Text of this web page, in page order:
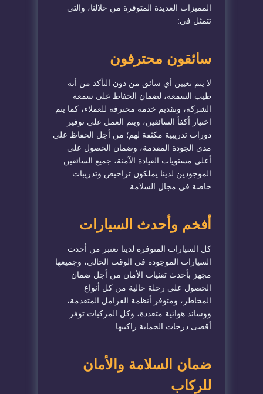
المميزات العديدة المتوفرة من خلالنا، والتي
تتمثل في:
سائقون محترفون
لا يتم تعيين أي سائق من دون التأكد من أنه
طيب السمعة، لضمان الحفاظ على سمعة
الشركة، وتقديم خدمة محترفة للعملاء، كما يتم
اختيار أكفأ السائقين، ويتم العمل على توفير
دورات تدريبية مكثفة لهم؛ من أجل الحفاظ على
مدى الجودة المقدمة، وضمان الحصول على
أعلى مستويات القيادة الآمنة، جميع السائقين
الموجودين لدينا يملكون تراخيص وتدريبات
خاصة في مجال السلامة.
أفخم وأحدث السيارات
كل السيارات المتوفرة لدينا تعتبر من أحدث
السيارات الموجودة في الوقت الحالي، وجميعها
مجهز بأحدث تقنيات الأمان من أجل ضمان
الحصول على رحلة خالية من كل أنواع
المخاطر، ومتوفر أنظمة الفرامل المتقدمة،
ووسائد هوائية متعددة، وكل المركبات توفر
أقصى درجات الحماية راكبيها.
ضمان السلامة والأمان
للركاب